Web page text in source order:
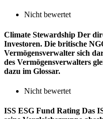
Nicht bewertet
Climate Stewardship Der
Investoren. Die britische
Vermögensverwalter sich
des Vermögensverwalters
dazu im Glossar.
Nicht bewertet
ISS ESG Fund Rating Das